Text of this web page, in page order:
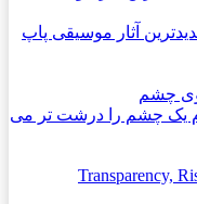
آثار موسیقی پاپ
یک چشم را درشت تر می